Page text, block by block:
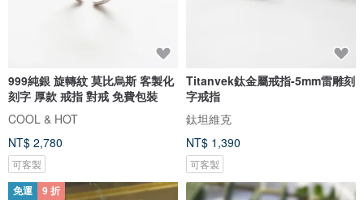
999純銀 旋轉紋 莫比烏斯 客製化
刻字 厚款 戒指 對戒 免費包裝
COOL & HOT
NT$ 2,780
可客製
Titanvek鈦金屬戒指-5mm雷雕刻
字戒指
鈦坦維克
NT$ 1,390
可客製
免運 9 折